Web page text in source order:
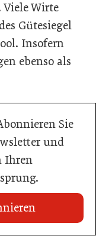
Wirte
Gütesiegel
Insofern
ebenso als
Sie
und
Ihren